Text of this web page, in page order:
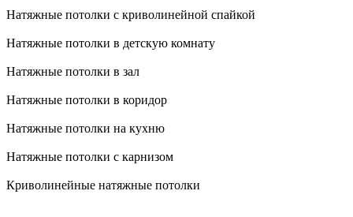
Натяжные потолки с криволинейной спайкой
Натяжные потолки в детскую комнату
Натяжные потолки в зал
Натяжные потолки в коридор
Натяжные потолки на кухню
Натяжные потолки с карнизом
Криволинейные натяжные потолки